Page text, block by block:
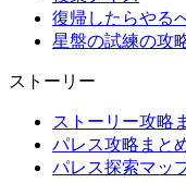
復帰したらやる
星盤の試練の攻
ストーリー
ストーリー攻略
パレス攻略まと
パレス探索マッ